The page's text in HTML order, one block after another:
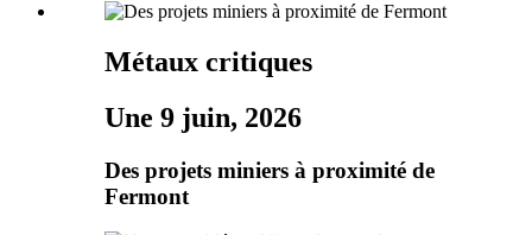
Métaux critiques
Une 9 juin, 2026
Des projets miniers à proximité de
Fermont